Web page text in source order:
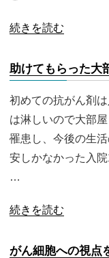
続きを読む
助けてもらった大
初めての抗がん剤
は淋しいので大部
罹患し、今後の生
安しかなかった入
…
続きを読む
がん細胞への視点